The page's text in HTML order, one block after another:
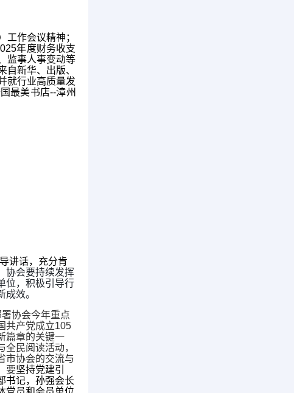
作会议精神；
年度财务收支
监事人事变动等
新华、出版、
就行业高质量发
最美书店--漳州
讲话，充分肯
协会要持续发挥
位，积极引导行
效。
署协会今年重点
共产党成立105
篇章的关键一
民阅读活动，
市协会的交流与
要坚持党建引
书记，孙强会长